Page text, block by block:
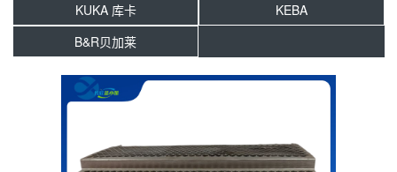
KUKA 库卡
KEBA
B&R贝加莱